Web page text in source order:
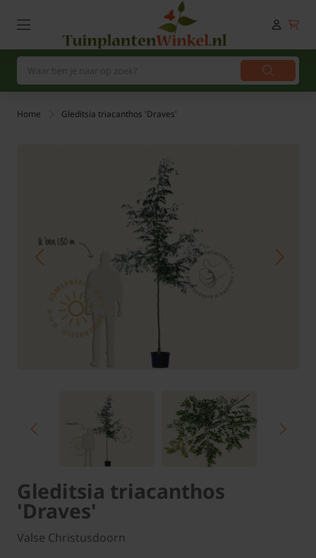
Home Gleditsia triacanthos 'Draves'
Gleditsia triacanthos
'Draves'
Valse Christusdoorn